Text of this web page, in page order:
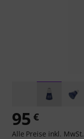
95 €
Alle Preise inkl. MwSt.